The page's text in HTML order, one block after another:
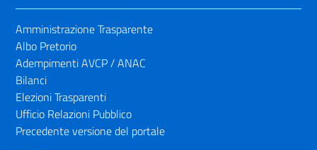
Amministrazione Trasparente
Albo Pretorio
Adempimenti AVCP / ANAC
Bilanci
Elezioni Trasparenti
Ufficio Relazioni Pubblico
Precedente versione del portale